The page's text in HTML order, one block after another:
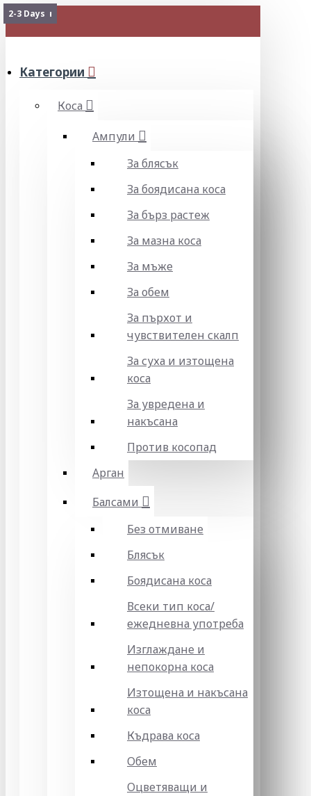
МЕНЮ
Категории
Коса
Ампули
За блясък
За боядисана коса
За бърз растеж
За мазна коса
За мъже
За обем
За пърхот и
чувствителен скалп
За суха и изтощена
коса
За увредена и
накъсана
Против косопад
Арган
Балсами
Без отмиване
Блясък
Боядисана коса
Всеки тип коса/
ежедневна употреба
Изглаждане и
непокорна коса
Изтощена и накъсана
коса
Къдрава коса
Обем
Оцветяващи и
Изчерпан
2-3 Days
Изчерпан
2-3 Days